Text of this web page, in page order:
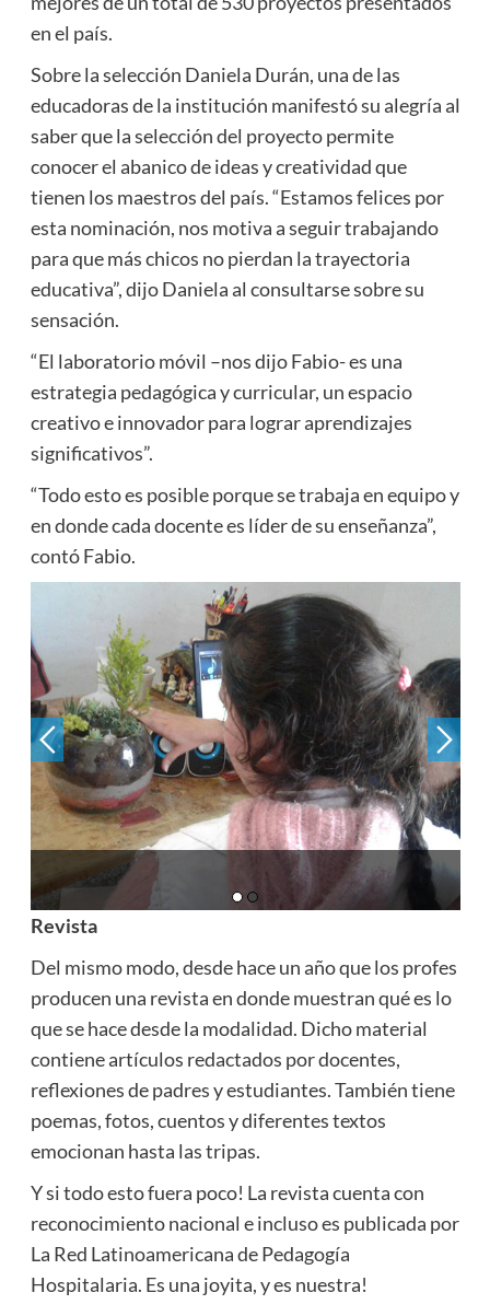
en el país.
Sobre la selección Daniela Durán, una de las
educadoras de la institución manifestó su alegría al
saber que la selección del proyecto permite
conocer el abanico de ideas y creatividad que
tienen los maestros del país. “Estamos felices por
esta nominación, nos motiva a seguir trabajando
para que más chicos no pierdan la trayectoria
educativa”, dijo Daniela al consultarse sobre su
sensación.
“El laboratorio móvil –nos dijo Fabio- es una
estrategia pedagógica y curricular, un espacio
creativo e innovador para lograr aprendizajes
significativos”.
“Todo esto es posible porque se trabaja en equipo y
en donde cada docente es líder de su enseñanza”,
contó Fabio.
Revista
Del mismo modo, desde hace un año que los profes
producen una revista en donde muestran qué es lo
que se hace desde la modalidad. Dicho material
contiene artículos redactados por docentes,
reflexiones de padres y estudiantes. También tiene
poemas, fotos, cuentos y diferentes textos
emocionan hasta las tripas.
Y si todo esto fuera poco! La revista cuenta con
reconocimiento nacional e incluso es publicada por
La Red Latinoamericana de Pedagogía
Hospitalaria. Es una joyita, y es nuestra!